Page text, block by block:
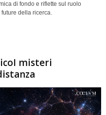
di fondo e riflette sul ruolo
della ricerca.
misteri